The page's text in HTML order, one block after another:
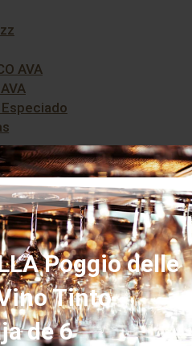
AVA
Especiado
Poggio delle
Tinto
de 6